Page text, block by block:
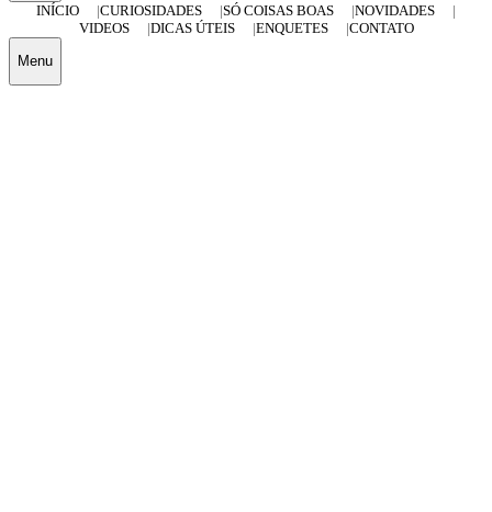
INÍCIO
CURIOSIDADES SÓ COISAS BOAS
NOVIDADES
VIDEOS
DICAS ÚTEIS ENQUETES CONTATO
Menu